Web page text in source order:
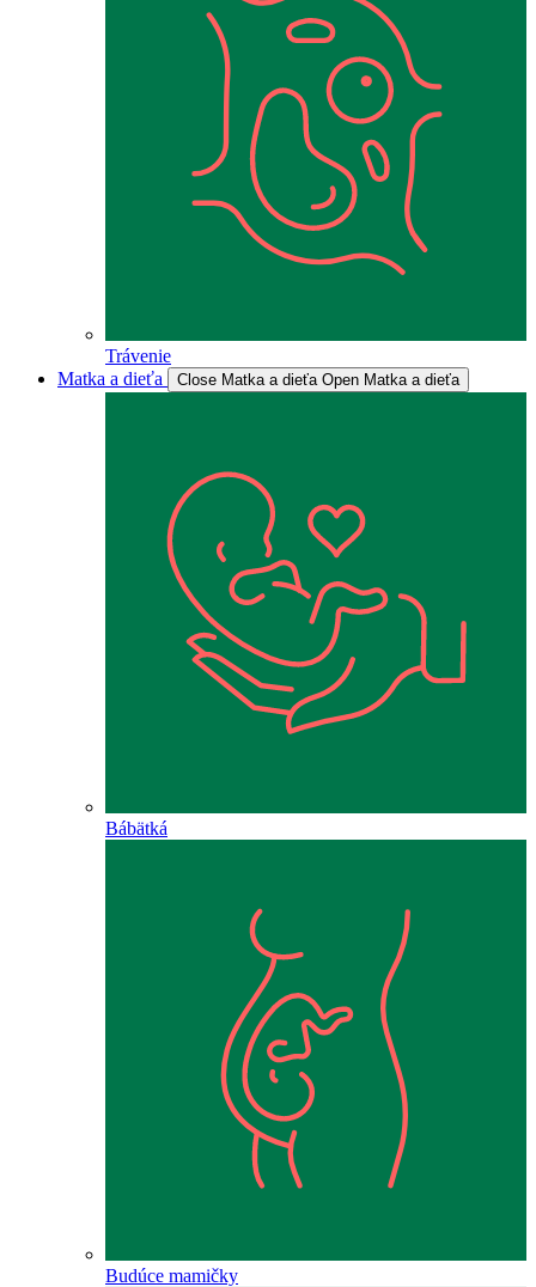
Trávenie
Matka a dieťa
Close Matka a dieťa Open Matka a dieťa
Bábätká
Budúce mamičky